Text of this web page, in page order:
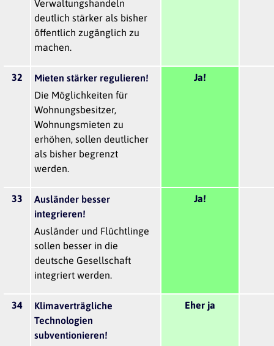
Verwaltungshandeln
deutlich stärker als bisher
öffentlich zugänglich zu
machen.
32
Mieten stärker regulieren!
Die Möglichkeiten für
Wohnungsbesitzer,
Wohnungsmieten zu
erhöhen, sollen deutlicher
als bisher begrenzt
werden.
Ja!
33
Ausländer besser
integrieren!
Ausländer und Flüchtlinge
sollen besser in die
deutsche Gesellschaft
integriert werden.
Ja!
34
Klimaverträgliche
Technologien
subventionieren!
Eher ja